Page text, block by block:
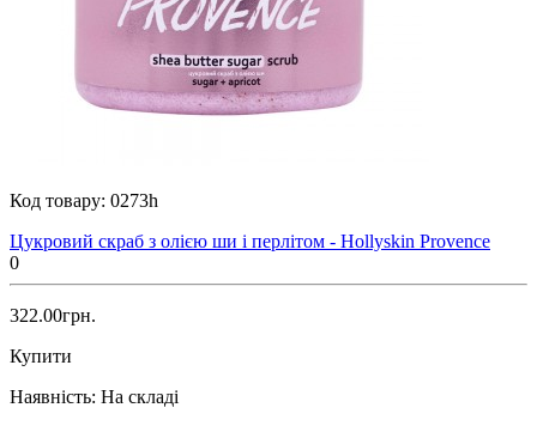
Код товару: 0273h
Цукровий скраб з олією ши і перлітом - Hollyskin Provence
0
322.00грн.
Купити
Наявність: На складі